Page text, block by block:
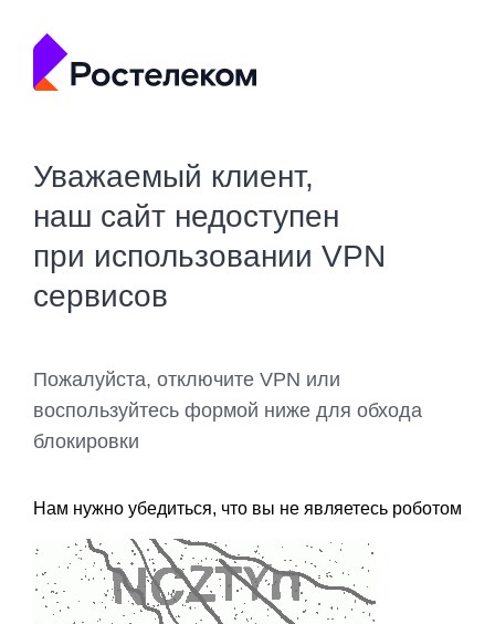
Уважаемый клиент,
наш сайт недоступен
при использовании VPN
сервисов
Пожалуйста, отключите VPN или
воспользуйтесь формой ниже для обхода
блокировки
Нам нужно убедиться, что вы не являетесь роботом